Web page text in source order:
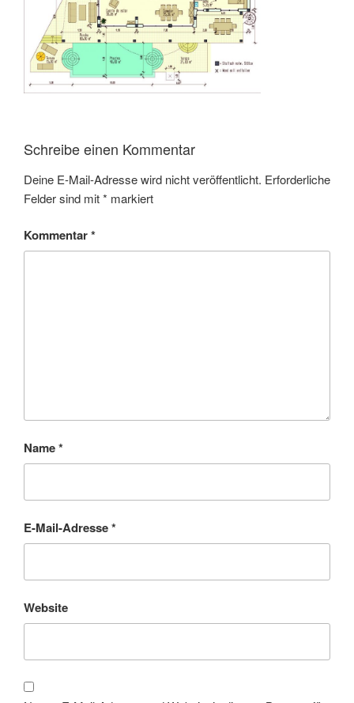
Schreibe einen Kommentar
Deine E-Mail-Adresse wird nicht veröffentlicht. Erforderliche
Felder sind mit* markiert
Kommentar*
Name*
E-Mail-Adresse*
Website